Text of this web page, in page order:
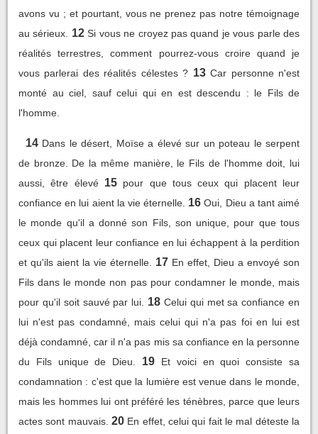
avons vu ; et pourtant, vous ne prenez pas notre témoignage
au sérieux.
12 Si vous ne croyez pas quand je vous parle des
réalités terrestres, comment pourrez-vous croire quand je
vous parlerai des réalités célestes ? 13 Car personne n'est
monté au ciel, sauf celui qui en est descendu : le Fils de
l'homme.
14 Dans le désert, Moïse a élevé sur un poteau le serpent
de bronze. De la même manière, le Fils de l'homme doit, lui
aussi, être élevé 15 pour que tous ceux qui placent leur
confiance en lui aient la vie éternelle. 16 Oui, Dieu a tant aimé
le monde qu'il a donné son Fils, son unique, pour que tous
ceux qui placent leur confiance en lui échappent à la perdition
et qu'ils aient la vie éternelle.
17 En effet, Dieu a envoyé son
Fils dans le monde non pas pour condamner le monde, mais
pour qu'il soit sauvé par lui.
18 Celui qui met sa confiance en
lui n'est pas condamné, mais celui qui n'a pas foi en lui est
déjà condamné, car il n'a pas mis sa confiance en la personne
du Fils unique de Dieu.
19
Et voici en quoi consiste sa
condamnation : c'est que la lumière est venue dans le monde,
mais les hommes lui ont préféré les ténèbres, parce que leurs
actes sont mauvais. 20 En effet, celui qui fait le mal déteste la